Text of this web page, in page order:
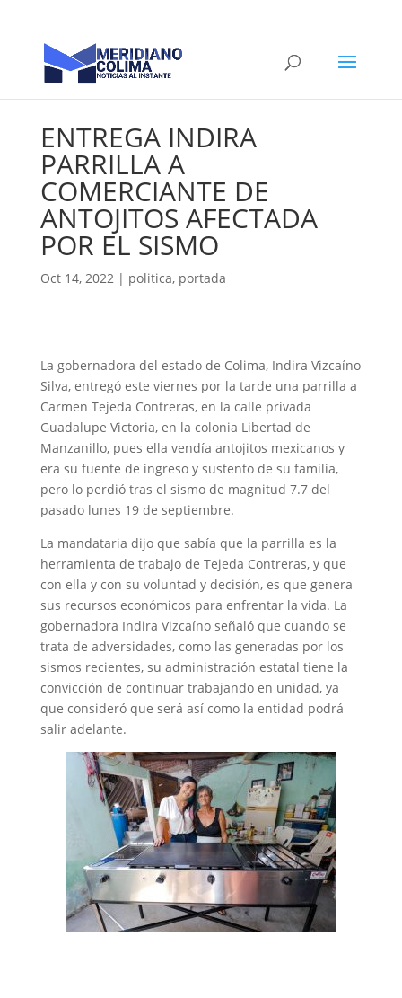
ENTREGA INDIRA
PARRILLA A
COMERCIANTE DE
ANTOJITOS AFECTADA
POR EL SISMO
Oct 14, 2022| politica, portada
La gobernadora del estado de Colima, Indira Vizcaíno
Silva, entregó este viernes por la tarde una parrilla a
Carmen Tejeda Contreras, en la calle privada
Guadalupe Victoria, en la colonia Libertad de
Manzanillo, pues ella vendía antojitos mexicanos y
era su fuente de ingreso y sustento de su familia,
pero lo perdió tras el sismo de magnitud 7.7 del
pasado lunes 19 de septiembre.
La mandataria dijo que sabía que la parrilla es la
herramienta de trabajo de Tejeda Contreras, y que
con ella y con su voluntad y decisión, es que genera
sus recursos económicos para enfrentar la vida. La
gobernadora Indira Vizcaíno señaló que cuando se
trata de adversidades, como las generadas por los
sismos recientes, su administración estatal tiene la
convicción de continuar trabajando en unidad, ya
que consideró que será así como la entidad podrá
salir adelante.